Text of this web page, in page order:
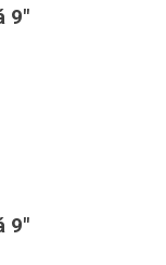
9"
9"